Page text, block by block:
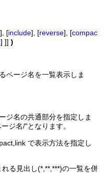
], [include], [reverse], [compac
] ]])
ページ名を一覧表示しま
ジ名の共通部分を指定しま
ジ名/"となります。
で表示方法を指定し
る見出し(*,**,***)の一覧を併